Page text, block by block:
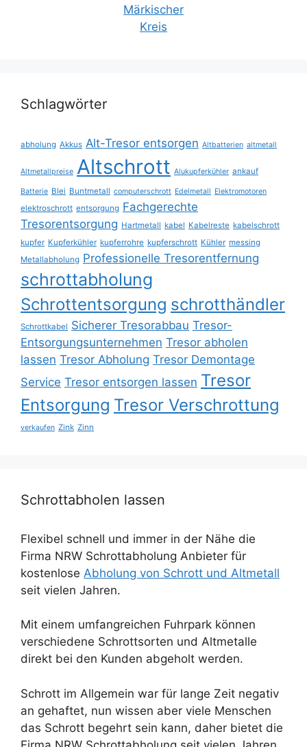
Schlagwörter
abholung Akkus Alt-Tresor entsorgen Altbatterien altmetall
Altmetallpreise Altschrott Alukupferkühler ankauf
Batterie Blei Buntmetall computerschrott Edelmetall Elektromotoren
elektroschrott entsorgung Fachgerechte
Tresorentsorgung Hartmetall kabel Kabelreste kabelschrott
kupfer Kupferkühler kupferrohre kupferschrott Kühler messing
Metallabholung Professionelle Tresorentfernung
schrottabholung
Schrottentsorgung schrotthändler
Schrottkabel Sicherer Tresorabbau Tresor-
Entsorgungsunternehmen Tresor abholen
lassen Tresor Abholung Tresor Demontage
Service Tresor entsorgen lassen Tresor
Entsorgung Tresor Verschrottung
verkaufen Zink Zinn
Schrottabholen lassen
Flexibel schnell und immer in der Nähe die
Firma NRW Schrottabholung Anbieter für
kostenlose Abholung von Schrott und Altmetall
seit vielen Jahren.
Mit einem umfangreichen Fuhrpark können
verschiedene Schrottsorten und Altmetalle
direkt bei den Kunden abgeholt werden.
Schrott im Allgemein war für lange Zeit negativ
an gehaftet, nun wissen aber viele Menschen
das Schrott begehrt sein kann, daher bietet die